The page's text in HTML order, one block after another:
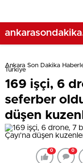
Ankara Son Dakika
Türkiye
169 işçi, 6
seferber
düşen
0 0